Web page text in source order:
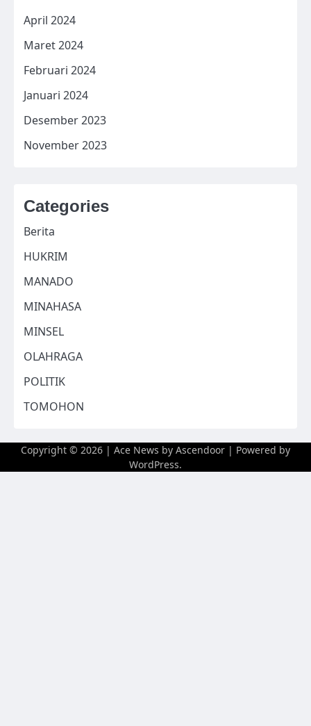
April 2024
Maret 2024
Februari 2024
Januari 2024
Desember 2023
November 2023
Categories
Berita
HUKRIM
MANADO
MINAHASA
MINSEL
OLAHRAGA
POLITIK
TOMOHON
Copyright © 2026 | Ace News by Ascendoor | Powered by
WordPress.